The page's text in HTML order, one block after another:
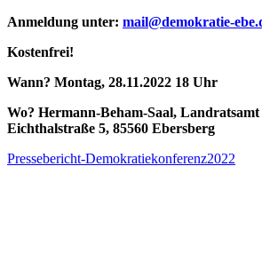
Anmeldung unter: mail@demokratie-
Kostenfrei!
Wann? Montag, 28.11.2022 18 Uhr
Wo? Hermann-Beham-Saal,
Eichthalstraße 5, 85560 Ebersberg
Pressebericht-Demokratiekonferenz2022